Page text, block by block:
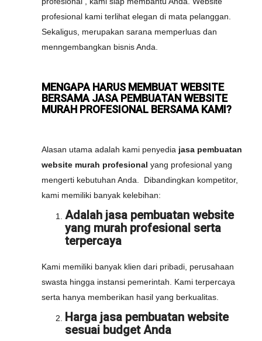
profesional kami terlihat elegan di mata pelanggan.
Sekaligus, merupakan sarana memperluas dan
menngembangkan bisnis Anda.
MENGAPA HARUS MEMBUAT WEBSITE
BERSAMA JASA PEMBUATAN WEBSITE
MURAH PROFESIONAL BERSAMA KAMI?
Alasan utama adalah kami penyedia jasa pembuatan
website murah profesional yang profesional yang
mengerti kebutuhan Anda. Dibandingkan kompetitor,
kami memiliki banyak kelebihan:
Adalah jasa pembuatan website
yang murah profesional serta
terpercaya
Kami memiliki banyak klien dari pribadi, perusahaan
swasta hingga instansi pemerintah. Kami terpercaya
serta hanya memberikan hasil yang berkualitas.
Harga jasa pembuatan website
sesuai budget Anda